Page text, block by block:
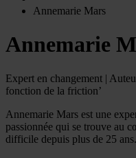
Annemarie Mars
Annemarie
Expert en changement |
fonction de la friction’
Annemarie Mars est une
passionnée qui se trouve au
difficile depuis plus de 25 ans.